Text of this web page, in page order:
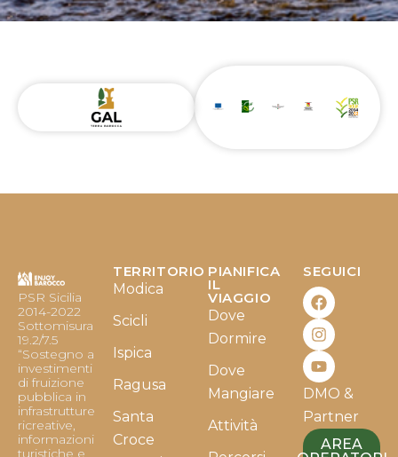
PSR Sicilia
2014-2022
Sottomisura
19.2/7.5
“Sostegno a
investimenti
di fruizione
pubblica in
infrastrutture
ricreative,
informazioni
turistiche e
TERRITORIO
Modica
Scicli
Ispica
Ragusa
Santa
Croce
PIANIFICA
IL
VIAGGIO
Dove
Dormire
Dove
Mangiare
Attività
SEGUICI
F
a
c
e
b
o
o
k
I
n
s
t
a
g
r
a
m
Y
o
u
t
u
b
e
DMO &
Partner
AREA